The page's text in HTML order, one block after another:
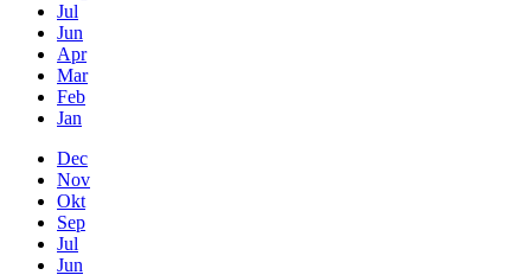
Jul
Jun
Apr
Mar
Feb
Jan
Dec
Nov
Okt
Sep
Jul
Jun